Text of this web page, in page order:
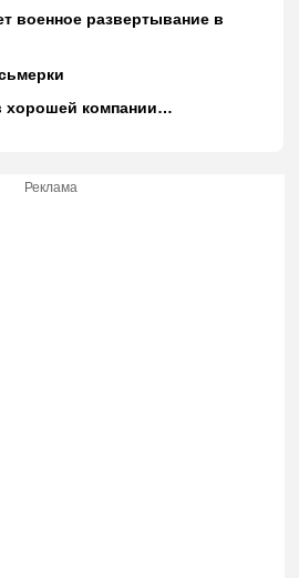
военное развертывание в
хорошей компании…
Реклама